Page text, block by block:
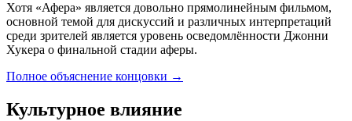
Хотя «Афера» является довольно прямолинейным фильмом,
основной темой для дискуссий и различных интерпретаций
среди зрителей является уровень осведомлённости Джонни
Хукера о финальной стадии аферы.
Полное объяснение концовки →
Культурное влияние